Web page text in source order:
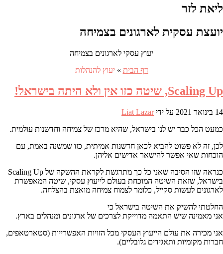
ליאת לזר
יועצת עסקית לארגונים בצמיחה
יעוץ עסקי לארגונים בצמיחה
דף הבית »יעוץ להנהלות
Scaling Up, שיטה כזו אין ולא היתה בישראל!
14 בינואר 2021 על ידיLiat Lazar
כמעט הכל כבר יש לנו בישראל, שהיא מרכז של צמיחה וחדשנות עולמית.
לכן, זה לא פשוט להביא לכאן חדשנות אמיתית, כזו שמשנה באמת, עם
הוכחות שאי אפשר להישאר אדישים אליהן.
כנראה שזו הסיבה שאני כל כך מתרגשת לקראת ההשקה של Scaling Up
בישראל, שזאת השיטה המוכחת בעולם לייעוץ עסקי, שיטה המאפשרת
לארגונים לעשות סקייל, כלומר לצמוח צמיחה מואצת בהצלחה.
החלטתי להשיק את השיטה בישראל כי
אני מאמינה שיש התאמה מדוייקת לצרכים של ארגונים ומנהלים בארץ.
אני מכירה את עולם הייעוץ העסקי מכל הזויות האפשרייות (סטארטאפים,
חברות מקומיות ותאגידים גלובליים).